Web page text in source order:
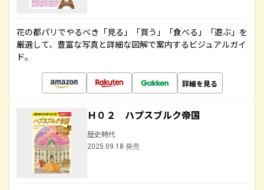
花の都パリでやるべき「見る」「買う」「食べる」「遊ぶ」を
厳選して、豊富な写真と詳細な図解で案内するビジュアルガイ
ド。
詳細を見る
Ｈ０２ ハプスブルク帝国
歴史時代
2025.09.18 発売